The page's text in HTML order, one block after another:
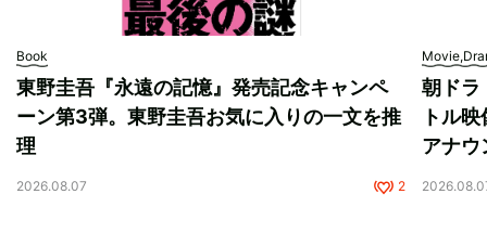
Book
東野圭吾『永遠の記憶』発売記念キャンペ
ーン第3弾。東野圭吾お気に入りの一文を推
理
2026.08.07 2
朝ドラ
トル
アナウ